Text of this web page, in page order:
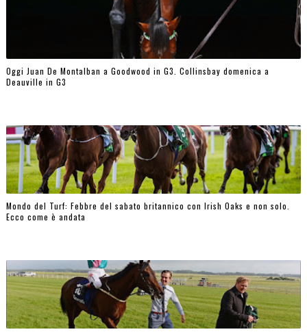
Oggi Juan De Montalban a Goodwood in G3. Collinsbay domenica a
Deauville in G3
Mondo del Turf: Febbre del sabato britannico con Irish Oaks e non solo.
Ecco come è andata